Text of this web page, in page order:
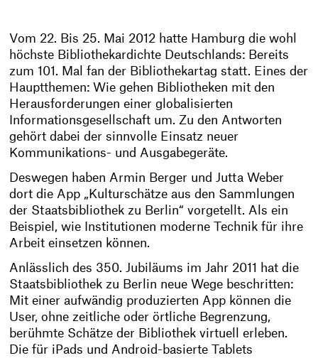
Vom 22. Bis 25. Mai 2012 hatte Hamburg die wohl
höchste Bibliothekardichte Deutschlands: Bereits
zum 101. Mal fan der Bibliothekartag statt. Eines der
Hauptthemen: Wie gehen Bibliotheken mit den
Herausforderungen einer globalisierten
Informationsgesellschaft um. Zu den Antworten
gehört dabei der sinnvolle Einsatz neuer
Kommunikations- und Ausgabegeräte.
Deswegen haben Armin Berger und Jutta Weber
dort die App „Kulturschätze aus den Sammlungen
der Staatsbibliothek zu Berlin“ vorgetellt. Als ein
Beispiel, wie Institutionen moderne Technik für ihre
Arbeit einsetzen können.
Anlässlich des 350. Jubiläums im Jahr 2011 hat die
Staatsbibliothek zu Berlin neue Wege beschritten:
Mit einer aufwändig produzierten App können die
User, ohne zeitliche oder örtliche Begrenzung,
berühmte Schätze der Bibliothek virtuell erleben.
Die für iPads und Android-basierte Tablets